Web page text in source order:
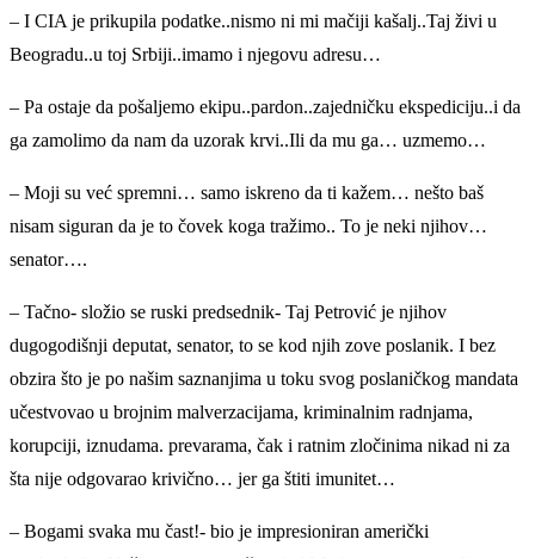
– I CIA je prikupila podatke..nismo ni mi mačiji kašalj..Taj živi u
Beogradu..u toj Srbiji..imamo i njegovu adresu…
– Pa ostaje da pošaljemo ekipu..pardon..zajedničku ekspediciju..i da
ga zamolimo da nam da uzorak krvi..Ili da mu ga… uzmemo…
– Moji su već spremni… samo iskreno da ti kažem… nešto baš
nisam siguran da je to čovek koga tražimo.. To je neki njihov…
senator….
– Tačno- složio se ruski predsednik- Taj Petrović je njihov
dugogodišnji deputat, senator, to se kod njih zove poslanik. I bez
obzira što je po našim saznanjima u toku svog poslaničkog mandata
učestvovao u brojnim malverzacijama, kriminalnim radnjama,
korupciji, iznudama. prevarama, čak i ratnim zločinima nikad ni za
šta nije odgovarao krivično… jer ga štiti imunitet…
– Bogami svaka mu čast!- bio je impresioniran američki